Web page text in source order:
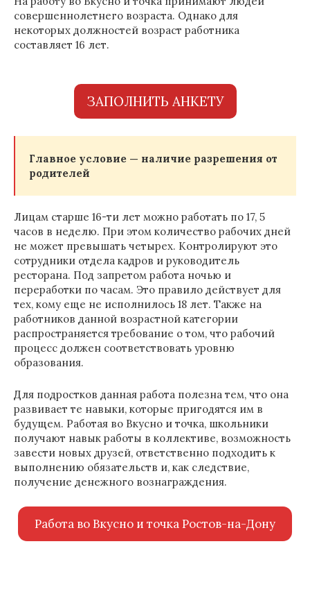
совершеннолетнего возраста. Однако для
некоторых должностей возраст работника
составляет 16 лет.
ЗАПОЛНИТЬ АНКЕТУ
Главное условие — наличие разрешения от
родителей
Лицам старше 16-ти лет можно работать по 17, 5
часов в неделю. При этом количество рабочих дней
не может превышать четырех. Контролируют это
сотрудники отдела кадров и руководитель
ресторана. Под запретом работа ночью и
переработки по часам. Это правило действует для
тех, кому еще не исполнилось 18 лет. Также на
работников данной возрастной категории
распространяется требование о том, что рабочий
процесс должен соответствовать уровню
образования.
Для подростков данная работа полезна тем, что она
развивает те навыки, которые пригодятся им в
будущем. Работая во Вкусно и точка, школьники
получают навык работы в коллективе, возможность
завести новых друзей, ответственно подходить к
выполнению обязательств и, как следствие,
получение денежного вознаграждения.
Работа во Вкусно и точка Ростов-на-Дону